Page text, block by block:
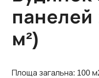
панелей
м²)
Площа загальна: 100